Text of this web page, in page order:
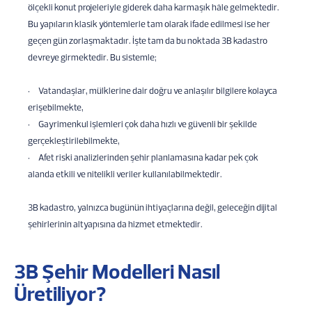
ölçekli konut projeleriyle giderek daha karmaşık hâle gelmektedir.
Bu yapıların klasik yöntemlerle tam olarak ifade edilmesi ise her
geçen gün zorlaşmaktadır. İşte tam da bu noktada 3B kadastro
devreye girmektedir. Bu sistemle;
• Vatandaşlar, mülklerine dair doğru ve anlaşılır bilgilere kolayca
erişebilmekte,
· Gayrimenkul işlemleri çok daha hızlı ve güvenli bir şekilde
gerçekleştirilebilmekte,
· Afet riski analizlerinden şehir planlamasına kadar pek çok
alanda etkili ve nitelikli veriler kullanılabilmektedir.
3B kadastro, yalnızca bugünün ihtiyaçlarına değil, geleceğin dijital
şehirlerinin altyapısına da hizmet etmektedir.
3B Şehir Modelleri Nasıl
Üretiliyor?